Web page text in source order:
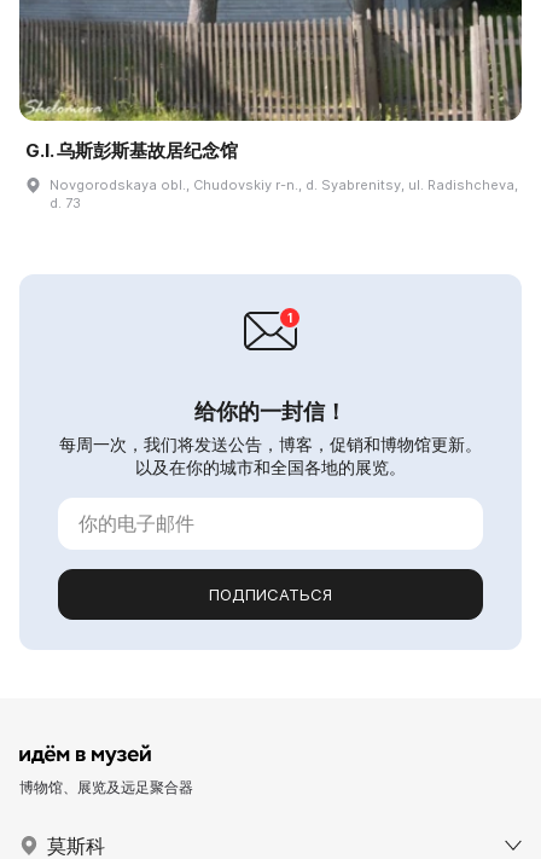
G.I. 乌斯彭斯基故居纪念馆
Novgorodskaya obl., Chudovskiy r-n., d. Syabrenitsy, ul. Radishcheva,
d. 73
给你的一封信！
每周一次，我们将发送公告，博客，促销和博物馆更新。
以及在你的城市和全国各地的展览。
ПОДПИСАТЬСЯ
博物馆、展览及远足聚合器
莫斯科